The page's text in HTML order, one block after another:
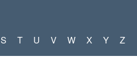
S T U V W X Y Z